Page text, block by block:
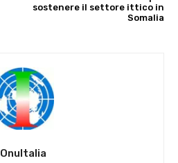
sostenere il settore ittico in
Somalia
OnuItalia